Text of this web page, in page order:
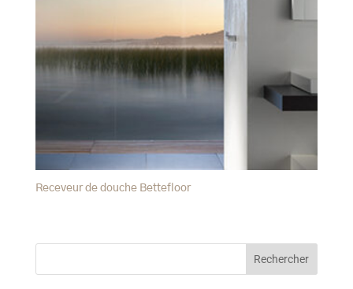
Receveur de douche Bettefloor
Rechercher